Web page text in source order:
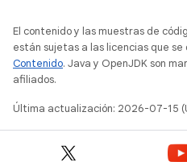
El contenido y las muestras de
están sujetas a las licencias que se
Contenido. Java y OpenJDK son
afiliados.
Última actualización: 2026-07-15